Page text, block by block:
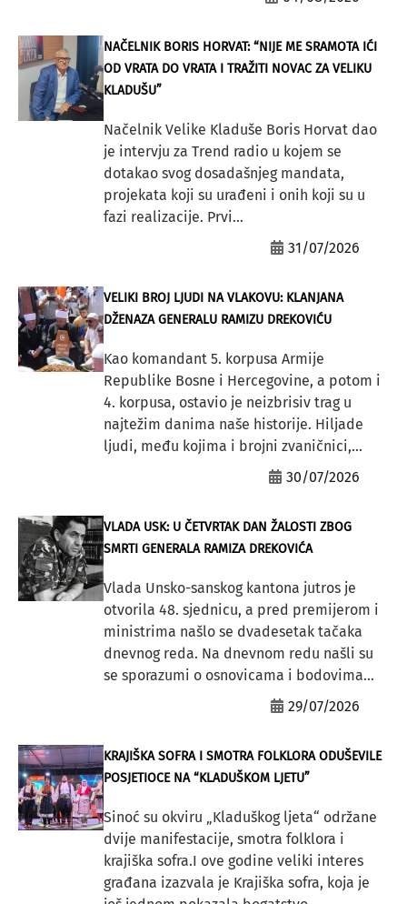
NAČELNIK BORIS HORVAT: “NIJE ME SRAMOTA IĆI
OD VRATA DO VRATA I TRAŽITI NOVAC ZA VELIKU
KLADUŠU”
Načelnik Velike Kladuše Boris Horvat dao
je intervju za Trend radio u kojem se
dotakao svog dosadašnjeg mandata,
projekata koji su urađeni i onih koji su u
fazi realizacije. Prvi...
31/07/2026
VELIKI BROJ LJUDI NA VLAKOVU: KLANJANA
DŽENAZA GENERALU RAMIZU DREKOVIĆU
Kao komandant 5. korpusa Armije
Republike Bosne i Hercegovine, a potom i
4. korpusa, ostavio je neizbrisiv trag u
najtežim danima naše historije. Hiljade
ljudi, među kojima i brojni zvaničnici,...
30/07/2026
VLADA USK: U ČETVRTAK DAN ŽALOSTI ZBOG
SMRTI GENERALA RAMIZA DREKOVIĆA
Vlada Unsko-sanskog kantona jutros je
otvorila 48. sjednicu, a pred premijerom i
ministrima našlo se dvadesetak tačaka
dnevnog reda. Na dnevnom redu našli su
se sporazumi o osnovicama i bodovima...
29/07/2026
KRAJIŠKA SOFRA I SMOTRA FOLKLORA ODUŠEVILE
POSJETIOCE NA “KLADUŠKOM LJETU”
Sinoć su okviru „Kladuškog ljeta“ održane
dvije manifestacije, smotra folklora i
krajiška sofra.I ove godine veliki interes
građana izazvala je Krajiška sofra, koja je